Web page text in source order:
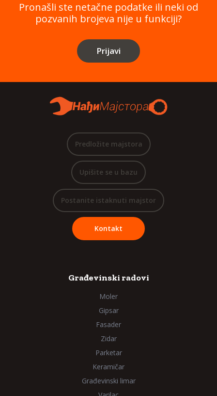
Pronašli ste netačne podatke ili neki od
pozvanih brojeva nije u funkciji?
Prijavi
Predložite majstora
Upišite se u bazu
Postanite istaknuti majstor
Kontakt
Građevinski radovi
Moler
Gipsar
Fasader
Zidar
Parketar
Keramičar
Građevinski limar